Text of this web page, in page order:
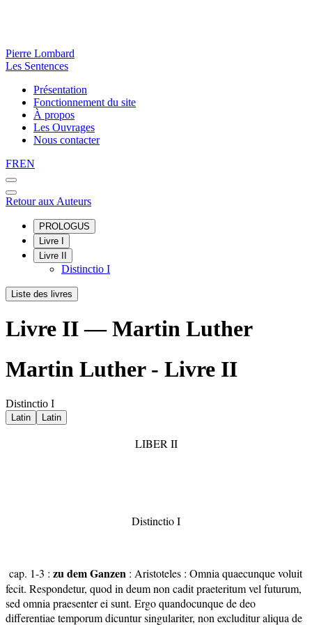
Pierre Lombard
Les Sentences
Présentation
Fonctionnement du site
À propos
Les Ouvrages
Nous contacter
FREN
Retour aux Auteurs
PROLOGUS
Livre I
Livre II
Distinctio I
Liste des livres
Livre II — Martin Luther
Martin Luther - Livre II
Distinctio I
Latin Latin
LIBER II
Distinctio I
cap. 1-3 : zu dem Ganzen : Aristoteles : Omnia quaecunque voluit
fecit. Respondetur, quod in deum non cadit praeteritum vel futurum,
sed omnia praesenter ei sunt. Ergo quandocunque de deo
differentiae temporum dicuntur singulariter, non excluditur aliqua de